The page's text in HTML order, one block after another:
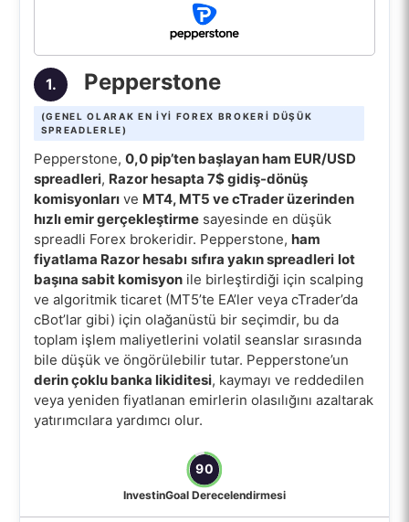
1. Pepperstone
(GENEL OLARAK EN IYI FOREX BROKERI DÜŞÜK
SPREADLERLE)
Pepperstone, 0,0 pip’ten başlayan ham EUR/USD
spreadleri, Razor hesapta 7$ gidiş-dönüş
komisyonlarıve MT4, MT5 ve cTrader üzerinden
hızlı emir gerçekleştirmesayesinde en düşük
spreadli Forex brokeridir. Pepperstone, ham
fiyatlama Razor hesabı sıfıra yakın spreadleri lot
başına sabit komisyonile birleştirdiği için scalping
ve algoritmik ticaret (MT5’te EA’ler veya cTrader’da
cBot’lar gibi) için olağanüstü bir seçimdir, bu da
toplam işlem maliyetlerini volatil seanslar sırasında
bile düşük ve öngörülebilir tutar. Pepperstone’un
derin çoklu banka likiditesi, kaymayı ve reddedilen
veya yeniden fiyatlanan emirlerin olasılığını azaltarak
yatırımcılara yardımcı olur.
90
InvestinGoal Derecelendirmesi